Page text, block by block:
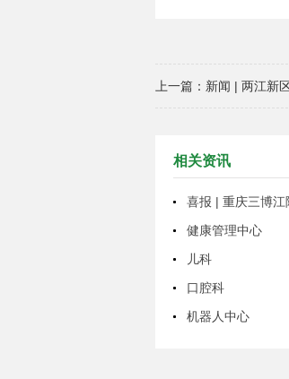
上一篇： 新闻 | 两江新
相关资讯
健康管理中心
儿科
口腔科
机器人中心